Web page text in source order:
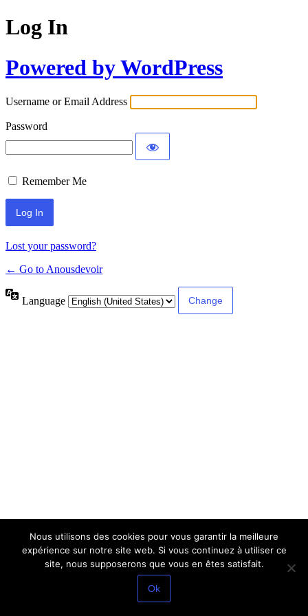
Log In
Powered by WordPress
Username or Email Address
Password
Remember Me
Lost your password?
← Go to Anousdevoir
Language
Nous utilisons des cookies pour vous garantir la meilleure
expérience sur notre site web. Si vous continuez à utiliser ce
site, nous supposerons que vous en êtes satisfait.
Ok